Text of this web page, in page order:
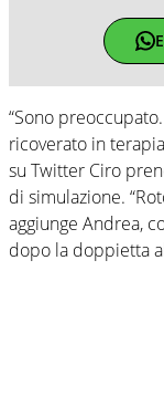
“Sono
ricoverato in
su Twitter Ciro
di simulazione.
aggiunge Andrea,
dopo la doppietta